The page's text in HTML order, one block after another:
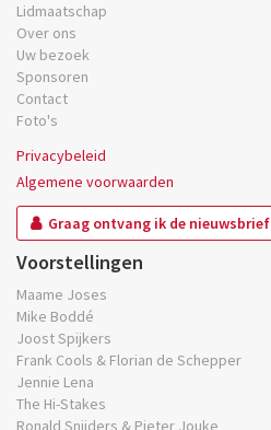
Lidmaatschap
Over ons
Uw bezoek
Sponsoren
Contact
Foto's
Privacybeleid
Algemene voorwaarden
Graag ontvang ik de nieuwsbrief
Voorstellingen
Maame Joses
Mike Boddé
Joost Spijkers
Frank Cools & Florian de Schepper
Jennie Lena
The Hi-Stakes
Ronald Snijders & Pieter Jouke